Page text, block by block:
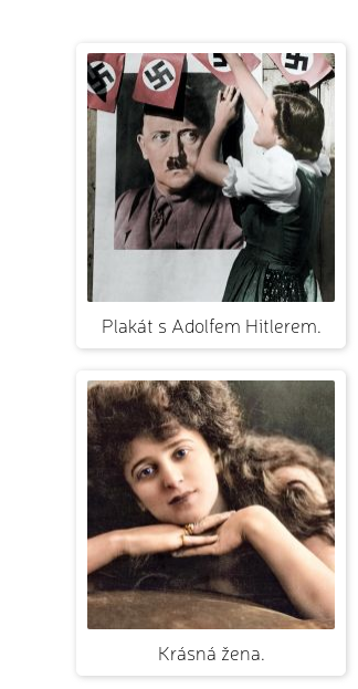
Plakát s Adolfem Hitlerem.
Krásná žena.